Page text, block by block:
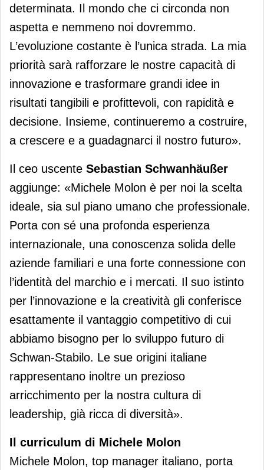
determinata. Il mondo che ci circonda non
aspetta e nemmeno noi dovremmo.
L’evoluzione costante è l’unica strada. La mia
priorità sarà rafforzare le nostre capacità di
innovazione e trasformare grandi idee in
risultati tangibili e profittevoli, con rapidità e
decisione. Insieme, continueremo a costruire,
a crescere e a guadagnarci il nostro futuro».
Il ceo uscente Sebastian Schwanhäußer
aggiunge: «Michele Molon è per noi la scelta
ideale, sia sul piano umano che professionale.
Porta con sé una profonda esperienza
internazionale, una conoscenza solida delle
aziende familiari e una forte connessione con
l’identità del marchio e i mercati. Il suo istinto
per l’innovazione e la creatività gli conferisce
esattamente il vantaggio competitivo di cui
abbiamo bisogno per lo sviluppo futuro di
Schwan-Stabilo. Le sue origini italiane
rappresentano inoltre un prezioso
arricchimento per la nostra cultura di
leadership, già ricca di diversità».
Il curriculum di Michele Molon
Michele Molon, top manager italiano, porta